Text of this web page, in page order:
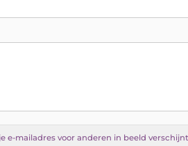
e-mailadres voor anderen in beeld verschijnt